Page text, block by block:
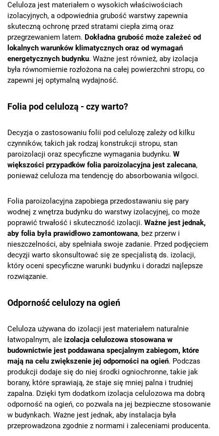
Celuloza jest materiałem o wysokich właściwościach
izolacyjnych, a odpowiednia grubość warstwy zapewnia
skuteczną ochronę przed stratami ciepła zimą oraz
przegrzewaniem latem. Dokładna grubość może zależeć od
lokalnych warunków klimatycznych oraz od wymagań
energetycznych budynku. Ważne jest również, aby izolacja
była równomiernie rozłożona na całej powierzchni stropu, co
zapewni jej optymalną wydajność.
Folia pod celulozą - czy warto?
Decyzja o zastosowaniu folii pod celulozę zależy od kilku
czynników, takich jak rodzaj konstrukcji stropu, stan
paroizolacji oraz specyficzne wymagania budynku. W
większości przypadków folia paroizolacyjna jest zalecana,
ponieważ celuloza ma tendencję do absorbowania wilgoci.
Folia paroizolacyjna zapobiega przedostawaniu się pary
wodnej z wnętrza budynku do warstwy izolacyjnej, co może
poprawić trwałość i skuteczność izolacji. Ważne jest jednak,
aby folia była prawidłowo zamontowana, bez przerw i
nieszczelności, aby spełniała swoje zadanie. Przed podjęciem
decyzji warto skonsultować się ze specjalistą ds. izolacji,
który oceni specyficzne warunki budynku i doradzi najlepsze
rozwiązanie.
Odporność celulozy na ogień
Celuloza używana do izolacji jest materiałem naturalnie
łatwopalnym, ale izolacja celulozowa stosowana w
budownictwie jest poddawana specjalnym zabiegom, które
mają na celu zwiększenie jej odporności na ogień. Podczas
produkcji dodaje się do niej środki ogniochronne, takie jak
borany, które sprawiają, że staje się mniej palna i trudniej
zapalna. Dzięki tym dodatkom izolacja celulozowa ma dobrą
odporność na ogień, co pozwala na jej bezpieczne stosowanie
w budynkach. Ważne jest jednak, aby instalacja była
przeprowadzona zgodnie z normami i zaleceniami producenta.